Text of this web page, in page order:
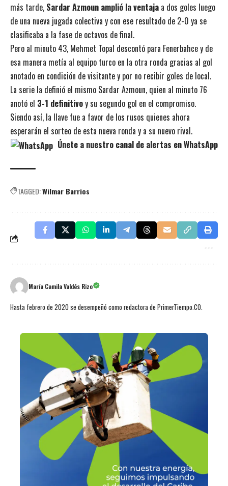
más tarde, Sardar Azmoun amplió la ventaja a dos goles luego
de una nueva jugada colectiva y con ese resultado de 2-0 ya se
clasificaba a la fase de octavos de final.
Pero al minuto 43, Mehmet Topal descontó para Fenerbahce y de
esa manera metía al equipo turco en la otra ronda gracias al gol
anotado en condición de visitante y por no recibir goles de local.
La serie la definió el mismo Sardar Azmoun, quien al minuto 76
anotó el 3-1 definitivoy su segundo gol en el compromiso.
Siendo así, la llave fue a favor de los rusos quienes ahora
esperarán el sorteo de esta nueva ronda y a su nuevo rival.
Únete a nuestro canal de alertas en WhatsApp
TAGGED:Wilmar Barrios
María Camila Valdés Rizo
Hasta febrero de 2020 se desempeñó como redactora de PrimerTiempo.CO.